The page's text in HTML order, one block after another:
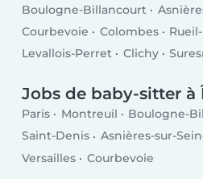
Boulogne-Billancourt
Courbevoie
Colombes
Levallois-Perret
Clichy
Jobs de baby-sitter à
Paris Montreuil Boulogne-
Saint-Denis
Asnières-sur-
Versailles
Courbevoie